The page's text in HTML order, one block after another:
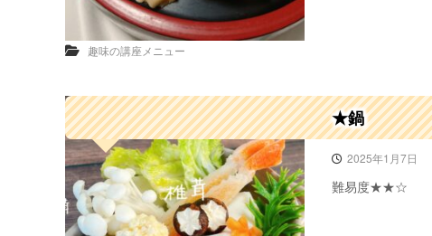
趣味の講座メニュー
★鍋
2025年1月7日
難易度★★☆